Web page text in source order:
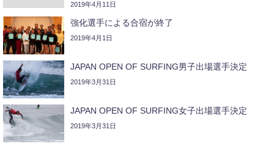
2019年4月11日
強化選手による合宿が終了
2019年4月1日
JAPAN OPEN OF SURFING男子出場選手決定
2019年3月31日
JAPAN OPEN OF SURFING女子出場選手決定
2019年3月31日